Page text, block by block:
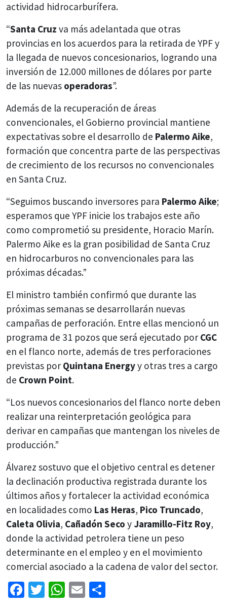
actividad hidrocarburífera.
“Santa Cruz va más adelantada que otras
provincias en los acuerdos para la retirada de YPF y
la llegada de nuevos concesionarios, logrando una
inversión de 12.000 millones de dólares por parte
de las nuevas operadoras”.
Además de la recuperación de áreas
convencionales, el Gobierno provincial mantiene
expectativas sobre el desarrollo de Palermo Aike,
formación que concentra parte de las perspectivas
de crecimiento de los recursos no convencionales
en Santa Cruz.
“Seguimos buscando inversores para Palermo Aike;
esperamos que YPF inicie los trabajos este año
como comprometió su presidente, Horacio Marín.
Palermo Aike es la gran posibilidad de Santa Cruz
en hidrocarburos no convencionales para las
próximas décadas.”
El ministro también confirmó que durante las
próximas semanas se desarrollarán nuevas
campañas de perforación. Entre ellas mencionó un
programa de 31 pozos que será ejecutado por CGC
en el flanco norte, además de tres perforaciones
previstas por Quintana Energyy otras tres a cargo
de Crown Point.
“Los nuevos concesionarios del flanco norte deben
realizar una reinterpretación geológica para
derivar en campañas que mantengan los niveles de
producción.”
Álvarez sostuvo que el objetivo central es detener
la declinación productiva registrada durante los
últimos años y fortalecer la actividad económica
en localidades como Las Heras, Pico Truncado,
Caleta Olivia, Cañadón Seco y Jaramillo-Fitz Roy,
donde la actividad petrolera tiene un peso
determinante en el empleo y en el movimiento
comercial asociado a la cadena de valor del sector.
Facebook
Twitter
WhatsApp
Email